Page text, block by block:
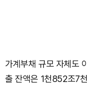
가계부채 규모 자체도
출 잔액은 1천852조7